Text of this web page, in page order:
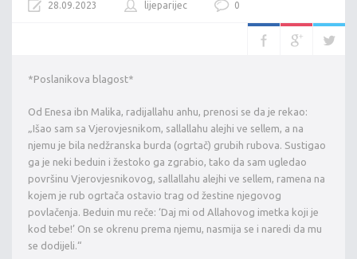
28.09.2023 lijeparijec 0
*Poslanikova blagost*
Od Enesa ibn Malika, radijallahu anhu, prenosi se da je rekao:
„Išao sam sa Vjerovjesnikom, sallallahu alejhi ve sellem, a na
njemu je bila nedžranska burda (ogrtač) grubih rubova. Sustigao
ga je neki beduin i žestoko ga zgrabio, tako da sam ugledao
površinu Vjerovjesnikovog, sallallahu alejhi ve sellem, ramena na
kojem je rub ogrtača ostavio trag od žestine njegovog
povlačenja. Beduin mu reče: ‘Daj mi od Allahovog imetka koji je
kod tebe!’ On se okrenu prema njemu, nasmija se i naredi da mu
se dodijeli.“